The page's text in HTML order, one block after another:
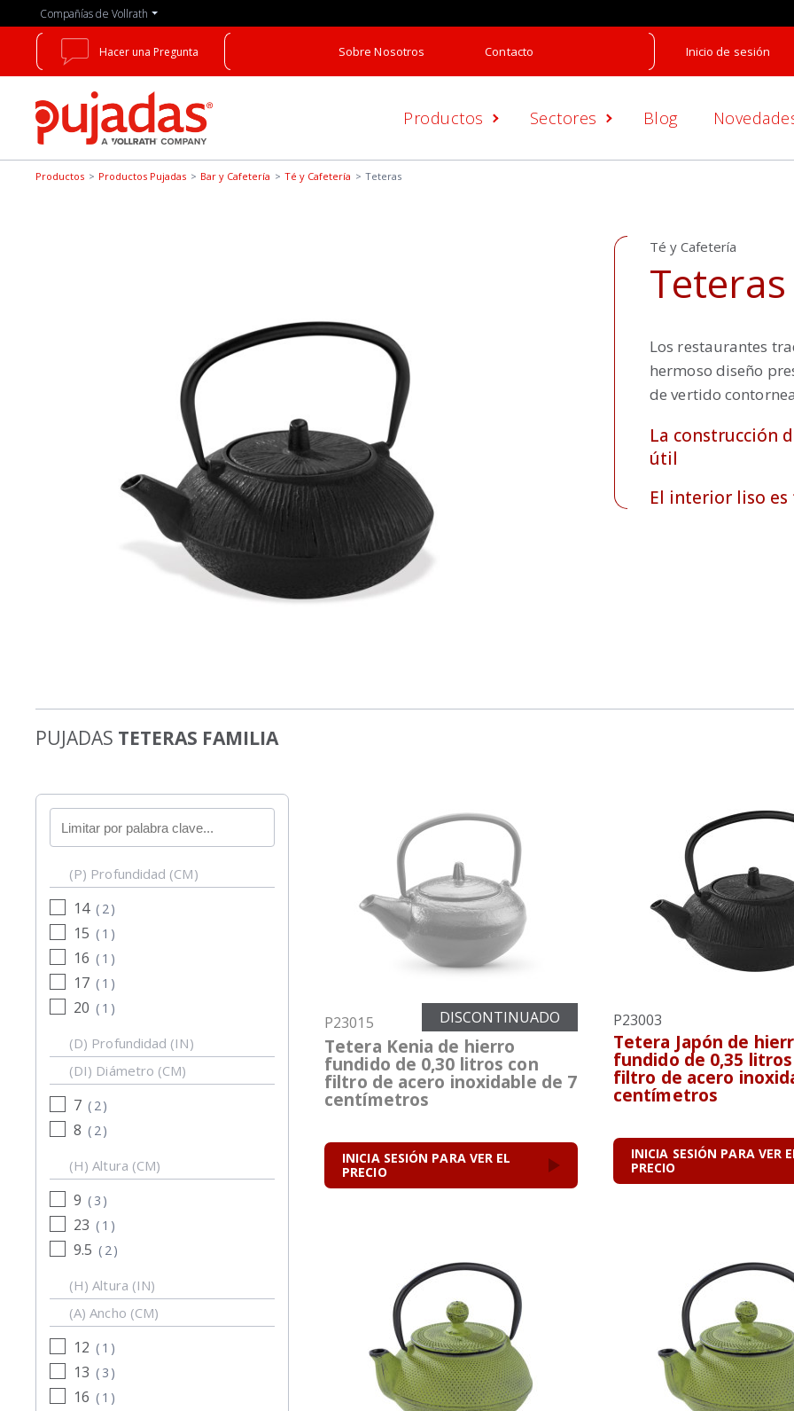
to
Compañías de Vollrath
Hacer una Pregunta Sobre Nosotros Contacto Inicio de sesión
Pujadas
Productos Sectores Blog
Productos Productos Pujadas Bar y Cafetería Té y Cafetería Teteras
Té y Cafetería
Teteras
Los restaurantes
hermoso diseño
de vertido
La construcción
útil
El interior liso
PUJADAS TETERAS FAMILIA
Buscar
por
clave(P) Profundidad (CM)
14 ( 2)
15 ( 1 )
16 ( 1 )
17 ( 1 )
20 ( 1 )
(D) Profundidad (IN)
(DI) Diámetro (CM)
7 ( 2)
8 ( 2)
(H) Altura (CM)
9 ( 3 )
23 ( 1 )
9.5 ( 2)
(H) Altura (IN)
(A) Ancho (CM)
12 ( 1 )
13 ( 3 )
16 ( 1 )
P23015 DISCONTINUADO
Tetera Kenia de hierro
fundido de 0,30 litros con
filtro de acero inoxidable de 7
centímetros
INICIA SESIÓN PARA VER EL
PRECIO
P23003
Tetera Japón de
fundido de 0,35
filtro de acero
centímetros
INICIA SESIÓN PARA VER
PRECIO